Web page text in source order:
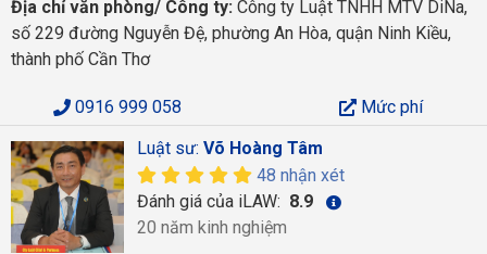
Địa chỉ văn phòng/ Công ty: Công ty Luật TNHH MTV DiNa,
số 229 đường Nguyễn Đệ, phường An Hòa, quận Ninh Kiều,
thành phố Cần Thơ
0916 999 058
Mức phí
Luật sư: Võ Hoàng Tâm
48 nhận xét
Đánh giá của iLAW: 8.9
20 năm kinh nghiệm